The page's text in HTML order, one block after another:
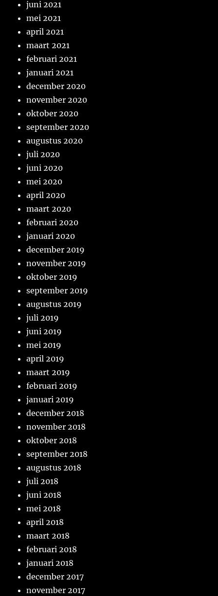
juni 2021
mei 2021
april 2021
maart 2021
februari 2021
januari 2021
december 2020
november 2020
oktober 2020
september 2020
augustus 2020
juli 2020
juni 2020
mei 2020
april 2020
maart 2020
februari 2020
januari 2020
december 2019
november 2019
oktober 2019
september 2019
augustus 2019
juli 2019
juni 2019
mei 2019
april 2019
maart 2019
februari 2019
januari 2019
december 2018
november 2018
oktober 2018
september 2018
augustus 2018
juli 2018
juni 2018
mei 2018
april 2018
maart 2018
februari 2018
januari 2018
december 2017
november 2017